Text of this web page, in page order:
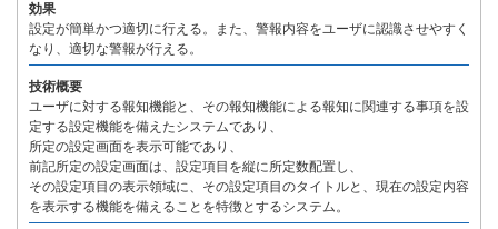
効果
設定が簡単かつ適切に行える。また、警報内容をユーザに認識させやすく
なり、適切な警報が行える。
技術概要
ユーザに対する報知機能と、その報知機能による報知に関連する事項を設
定する設定機能を備えたシステムであり、
所定の設定画面を表示可能であり、
前記所定の設定画面は、設定項目を縦に所定数配置し、
その設定項目の表示領域に、その設定項目のタイトルと、現在の設定内容
を表示する機能を備えることを特徴とするシステム。